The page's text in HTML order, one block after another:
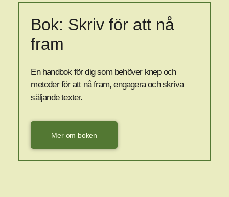
Bok: Skriv för att nå
fram
En handbok för dig som behöver knep och
metoder för att nå fram, engagera och skriva
säljande texter.
Mer om boken